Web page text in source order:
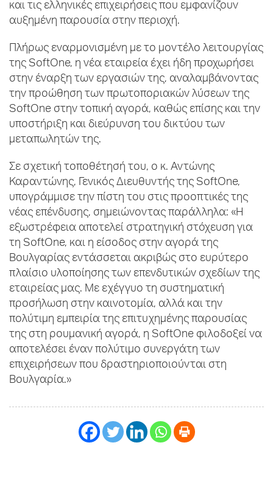
και τις ελληνικές επιχειρήσεις που εμφανίζουν
αυξημένη παρουσία στην περιοχή.
Πλήρως εναρμονισμένη με το μοντέλο λειτουργίας
της SoftOne, η νέα εταιρεία έχει ήδη προχωρήσει
στην έναρξη των εργασιών της, αναλαμβάνοντας
την προώθηση των πρωτοποριακών λύσεων της
SoftOne στην τοπική αγορά, καθώς επίσης και την
υποστήριξη και διεύρυνση του δικτύου των
μεταπωλητών της.
Σε σχετική τοποθέτησή του, ο κ. Αντώνης
Καραντώνης, Γενικός Διευθυντής της SoftOne,
υπογράμμισε την πίστη του στις προοπτικές της
νέας επένδυσης, σημειώνοντας παράλληλα: «Η
εξωστρέφεια αποτελεί στρατηγική στόχευση για
τη SoftOne, και η είσοδος στην αγορά της
Βουλγαρίας εντάσσεται ακριβώς στο ευρύτερο
πλαίσιο υλοποίησης των επενδυτικών σχεδίων της
εταιρείας μας. Με εχέγγυο τη συστηματική
προσήλωση στην καινοτομία, αλλά και την
πολύτιμη εμπειρία της επιτυχημένης παρουσίας
της στη ρουμανική αγορά, η SoftOne φιλοδοξεί να
αποτελέσει έναν πολύτιμο συνεργάτη των
επιχειρήσεων που δραστηριοποιούνται στη
Βουλγαρία.»